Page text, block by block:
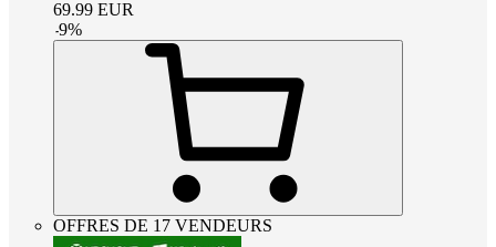
69.99 EUR
-9%
OFFRES DE 17 VENDEURS